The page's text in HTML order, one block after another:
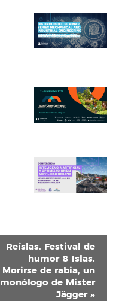
Reíslas. Festival de
humor 8 Islas.
Morirse de rabia, un
monólogo de Míster
Jägger »